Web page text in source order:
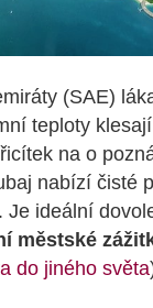
(SAE)
teploty
na o
nabízí čisté
ideální
městské
do jiného světa